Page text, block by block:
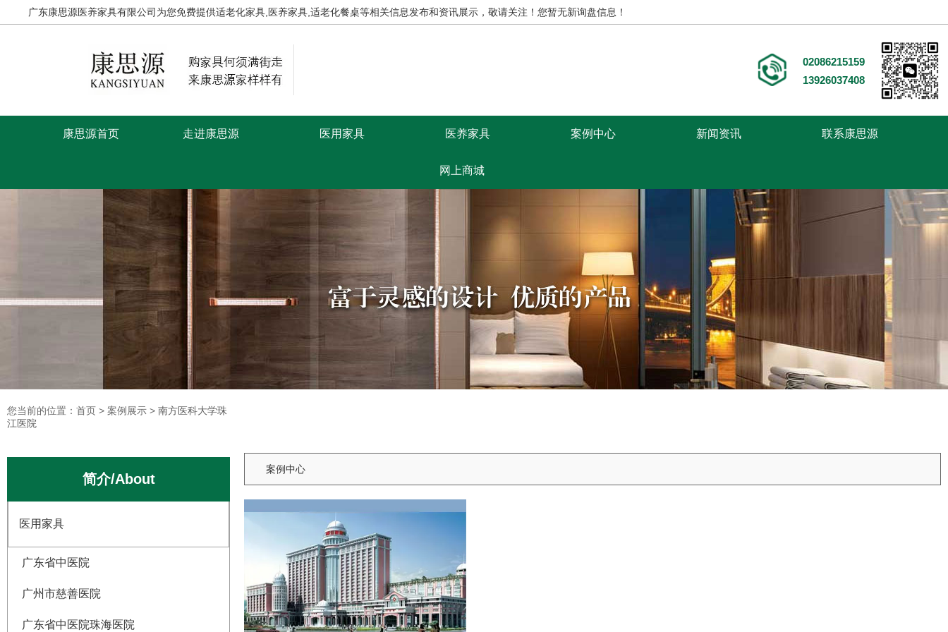
广东康思源医养家具有限公司为您免费提供适老化家具 ,医养家具,适老化餐桌等相关信息发布和资讯展示，敬请关注！ 您暂无新询盘信息！
02086215159
13926037408
康思源首页 走进康思源 医用家具 医养家具 案例中心 新闻资讯 联系康思源
网上商城
走进康思源 医用家具
案例中心 联系康思源
您当前的位置：首页 > 案例展示 > 南方医科大学珠江医院
您当前的位置：首页 > 案例展示 > 南方医科大学珠
江医院
简介/About
医用家具
广东省中医院
广州市慈善医院
广东省中医院珠海医院
案例中心